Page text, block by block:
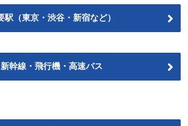
駅（東京・渋谷・新宿など）
新幹線・飛行機・高速バス